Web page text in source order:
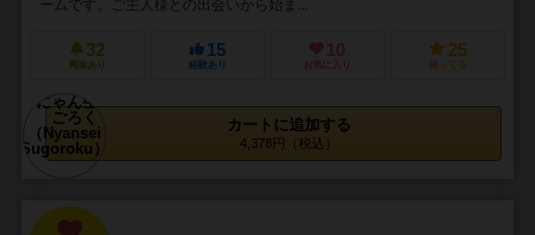
ームです。ご主人様との出会いから始ま...
32
興味あり
15
経験あり
10
お気に入り
25
持ってる
カートに追加する
4,378円（税込）